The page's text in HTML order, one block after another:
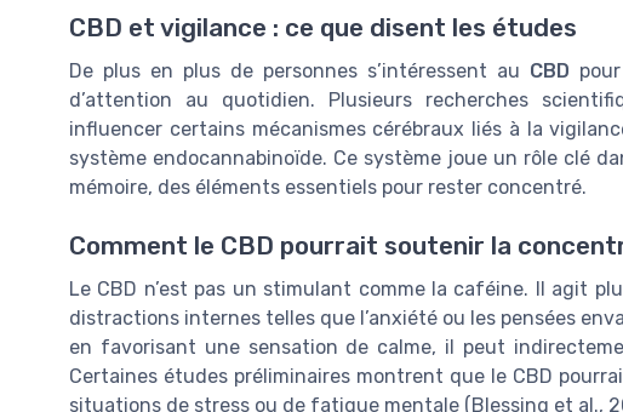
CBD et vigilance : ce que disent les études
De plus en plus de personnes s’intéressent au CBD
d’attention au quotidien. Plusieurs recherches
influencer certains mécanismes cérébraux liés à la
système endocannabinoïde. Ce système joue un rôle clé
mémoire, des éléments essentiels pour rester concentré.
Comment le CBD pourrait soutenir la
Le CBD n’est pas un stimulant comme la caféine. Il agit
distractions internes telles que l’anxiété ou les pensées
en favorisant une sensation de calme, il peut
Certaines études préliminaires montrent que le CBD
situations de stress ou de fatigue mentale (Blessing et al.,